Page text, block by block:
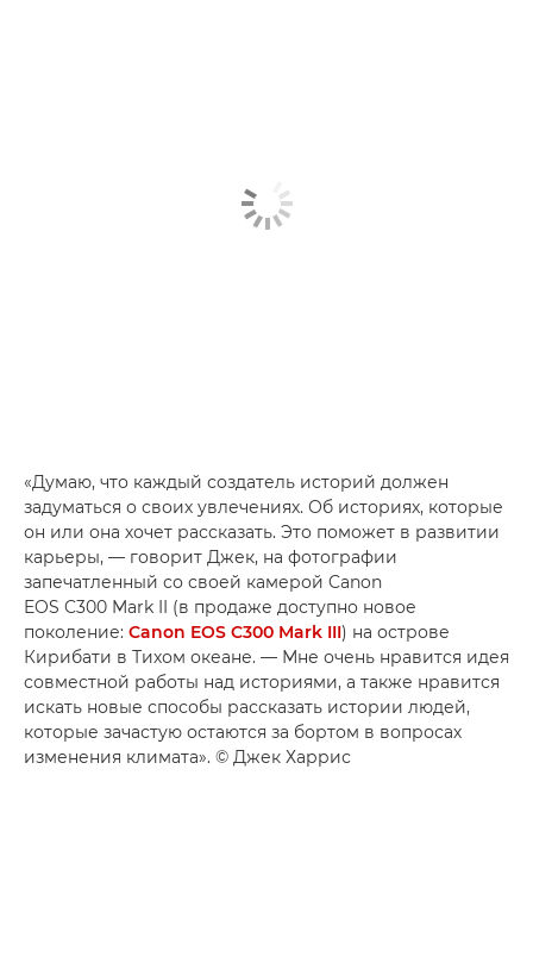
«Думаю, что каждый создатель историй должен
задуматься о своих увлечениях. Об историях, которые
он или она хочет рассказать. Это поможет в развитии
карьеры, — говорит Джек, на фотографии
запечатленный со своей камерой Canon
EOS C300 Mark II (в продаже доступно новое
поколение: Canon EOS C300 Mark III) на острове
Кирибати в Тихом океане. — Мне очень нравится идея
совместной работы над историями, а также нравится
искать новые способы рассказать истории людей,
которые зачастую остаются за бортом в вопросах
изменения климата». © Джек Харрис